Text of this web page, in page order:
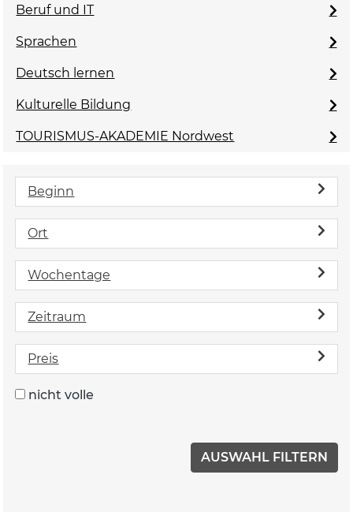
Beruf und IT
Sprachen
Deutsch lernen
Kulturelle Bildung
TOURISMUS-AKADEMIE Nordwest
Beginn
Ort
Wochentage
Zeitraum
Preis
nicht volle